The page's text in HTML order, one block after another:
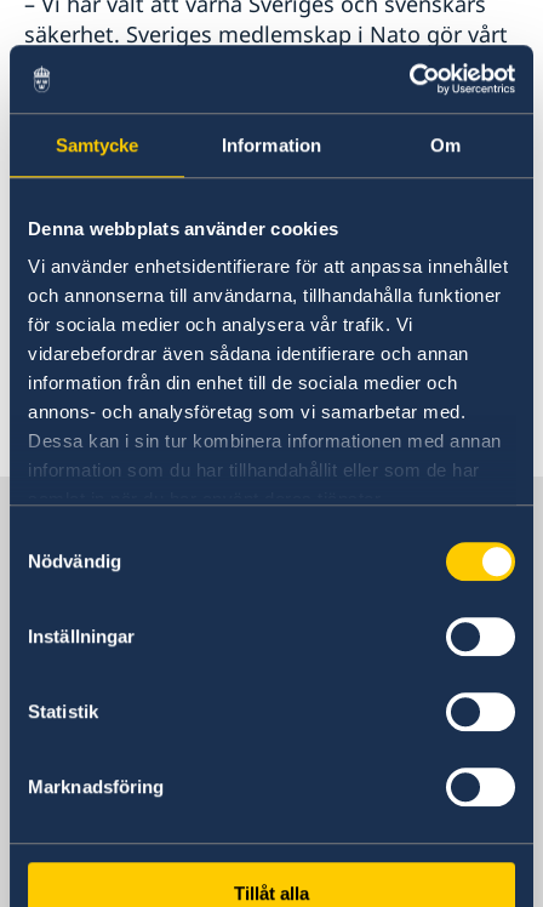
Samtycke Information Om
Denna webbplats använder cookies
Vi använder enhetsidentifierare för att anpassa innehållet
och annonserna till användarna, tillhandahålla funktioner
för sociala medier och analysera vår trafik. Vi
vidarebefordrar även sådana identifierare och annan
information från din enhet till de sociala medier och
annons- och analysföretag som vi samarbetar med.
Dessa kan i sin tur kombinera informationen med annan
information som du har tillhandahållit eller som de har
Nödvändig
Inställningar
Statistik
Marknadsföring
Tillåt alla
säkerhet. Sveriges medlemskap i Nato gör vårt
land säkrare. Vi står inte ensamma i en orolig
tid, säger utrikesminister Maria Malmer
Stenergard.
på regeringen.se.
Läs hela utrikesdeklarationen på regeringen.se.
Senast uppdaterad 19 feb. 2026, 12.30
Sverige i Australien
Besöksadress
5 Turrana Street
Postadress
Yarralumla ACT 2600